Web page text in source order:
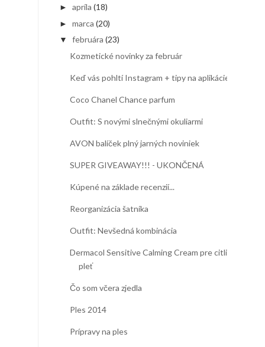
► apríla (18)
► marca (20)
▼ februára (23)
Kozmetické novinky za február
Keď vás pohltí Instagram + tipy na aplikácie
Coco Chanel Chance parfum
Outfit: S novými slnečnými okuliarmi
AVON balíček plný jarných noviniek
SUPER GIVEAWAY!!! - UKONČENÁ
Kúpené na základe recenzií...
Reorganizácia šatníka
Outfit: Nevšedná kombinácia
Dermacol Sensitive Calming Cream pre citlivú
pleť
Čo som včera zjedla
Ples 2014
Prípravy na ples